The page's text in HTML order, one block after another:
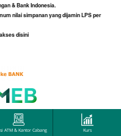
& Bank Indonesia.
nilai simpanan yang dijamin LPS per
disini
ATM & Kantor Cabang Kurs